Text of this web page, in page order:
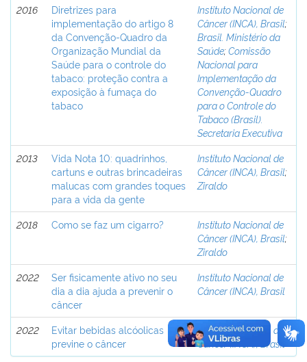
2016
Diretrizes para
implementação do artigo 8
da Convenção-Quadro da
Organização Mundial da
Saúde para o controle do
tabaco: proteção contra a
exposição à fumaça do
tabaco
Instituto Nacional de
Câncer (INCA), Brasil;
Brasil. Ministério da
Saúde;Comissão
Nacional para
Implementação da
Convenção-Quadro
para o Controle do
Tabaco (Brasil).
Secretaria Executiva
2013
Vida Nota 10: quadrinhos,
cartuns e outras brincadeiras
malucas com grandes toques
para a vida da gente
Instituto Nacional de
Câncer (INCA), Brasil;
Ziraldo
2018 Como se faz um cigarro?
Instituto Nacional de
Câncer (INCA), Brasil;
Ziraldo
2022
Ser fisicamente ativo no seu
dia a dia ajuda a prevenir o
câncer
Instituto Nacional de
Câncer (INCA), Brasil
2022
Evitar bebidas alcóolicas
previne o câncer
Instituto Nacional de
Câncer (INCA), Brasil